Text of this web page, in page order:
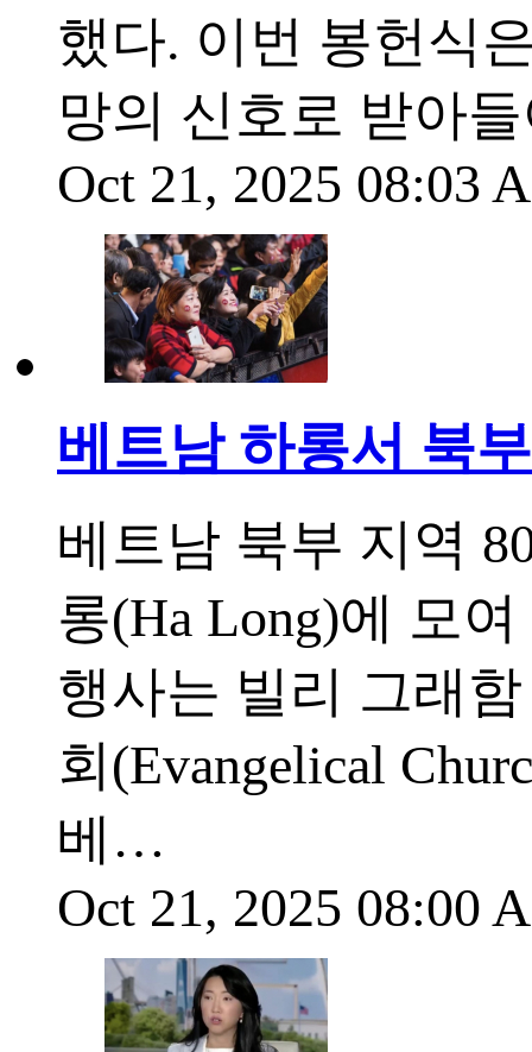
했다. 이번 봉헌식
망의 신호로 받아
Oct 21, 2025 08:03
베트남 하롱서 북
베트남 북부 지역
롱(Ha Long)에 모
행사는 빌리 그래
회(Evangelical
베…
Oct 21, 2025 08:00